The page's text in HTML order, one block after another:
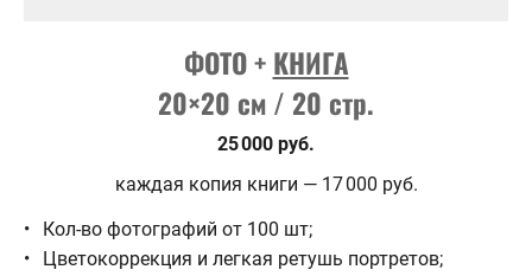
ФОТО + КНИГА
20×20 см / 20 стр.
25 000 руб.
каждая копия книги — 17 000 руб.
Кол-во фотографий от 100 шт;
Цветокоррекция и легкая ретушь портретов;